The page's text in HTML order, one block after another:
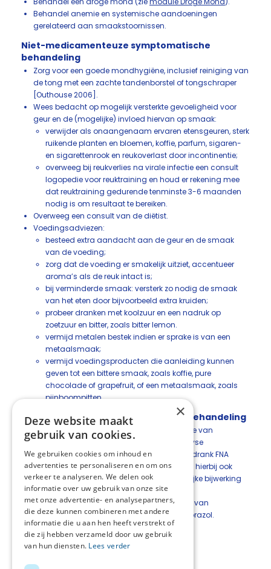
Behandel anemie en systemische aandoeningen
gerelateerd aan smaakstoornissen.
Niet-medicamenteuze symptomatische
behandeling
Zorg voor een goede mondhygiëne, inclusief reiniging van
de tong met een zachte tandenborstel of tongschraper
[Outhouse 2006].
Wees bedacht op mogelijk versterkte gevoeligheid voor
geur en de (mogelijke) invloed hiervan op smaak:
verwijder als onaangenaam ervaren etensgeuren, sterk
ruikende planten en bloemen, koffie, parfum, sigaren-
en sigarettenrook en reukoverlast door incontinentie;
overweeg bij reukverlies na virale infectie een consult
logopedie voor reuktraining en houd er rekening mee
dat reuktraining gedurende tenminste 3-6 maanden
nodig is om resultaat te bereiken.
Overweeg een consult van de diëtist.
Voedingsadviezen:
besteed extra aandacht aan de geur en de smaak
van de voeding;
zorg dat de voeding er smakelijk uitziet, accentueer
aroma’s als de reuk intact is;
bij verminderde smaak: versterk zo nodig de smaak
van het eten door bijvoorbeeld extra kruiden;
probeer dranken met koolzuur en een nadruk op
zoetzuur en bitter, zoals bitter lemon.
vermijd metalen bestek indien er sprake is van een
metaalsmaak;
vermijd voedingsproducten die aanleiding kunnen
geven tot een bittere smaak, zoals koffie, pure
chocolade of grapefruit, of een metaalsmaak, zoals
pijnboompitten.
Medicamenteuze symptomatische behandeling
Overweeg bij smaakstoornissen ten gevolge van
radiotherapie, chemotherapie of hemodialyse
behandeling met zinksuppletie (zinksulfaatdrank FNA
200mg (=20ml) 3dd na de maaltijd). Houd hierbij ook
rekening met een metaalsmaak als mogelijke bijwerking
van zinksulfaatdrank.
Overweeg bij smaakstoornissen als gevolg van
oesofagiale reflux te behandelen met omeprazol.
Deel deze pagina:
×
Deze website maakt
gebruik van cookies.
We gebruiken cookies om inhoud en
advertenties te personaliseren en om ons
verkeer te analyseren. We delen ook
informatie over uw gebruik van onze site
met onze advertentie- en analysepartners,
die deze kunnen combineren met andere
informatie die u aan hen heeft verstrekt of
die zij hebben verzameld door uw gebruik
van hun diensten. Lees verder